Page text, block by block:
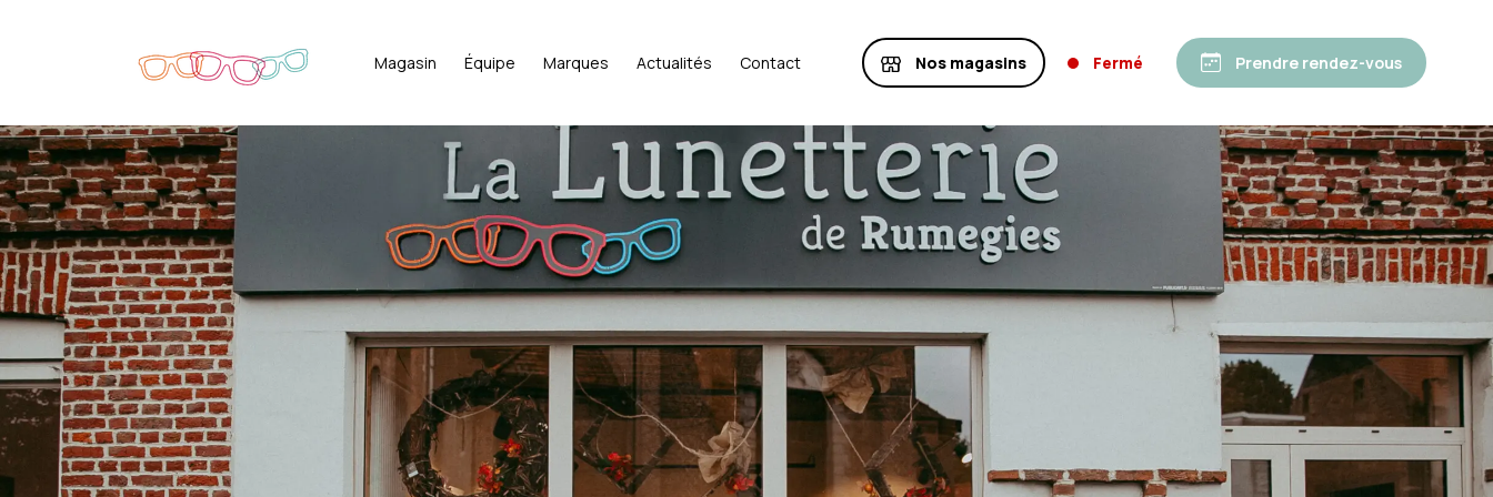
Magasin Équipe Marques Actualités Contact Nos magasins Fermé Prendre rendez-vous